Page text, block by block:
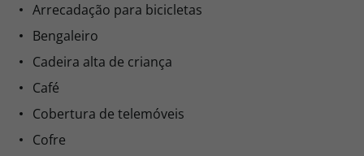
Arrecadação para bicicletas
Bengaleiro
Cadeira alta de criança
Café
Cobertura de telemóveis
Cofre